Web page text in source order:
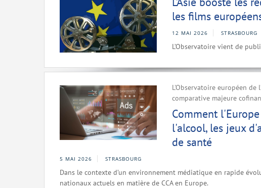
les films
12 MAI 2026 STRASBOURG
L’Observatoire vient de
L'Observatoire européen
comparative majeure
Comment
l'alcool, les jeux
de santé
5 MAI 2026 STRASBOURG
Dans le contexte d’un environnement médiatique en rapide
nationaux actuels en matière de CCA en Europe.